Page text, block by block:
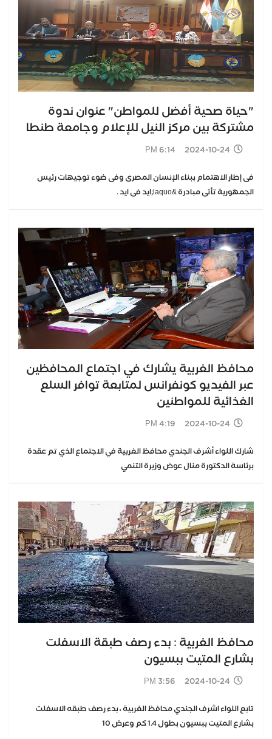
"حياة صحية أفضل للمواطن" عنوان ندوة
مشتركة بين مركز النيل للإعلام وجامعة طنطا
2024-10-24 6:14 PM
فى إطار الاهتمام ببناء الإنسان المصرى وفى ضوء توجيهات رئيس
الجمهورية تأتى مبادرة &laquo;ايد فى ايد .
محافظ الغربية يشارك في اجتماع المحافظين
عبر الفيديو كونفرانس لمتابعة توافر السلع
الغذائية للمواطنين
2024-10-24 4:19 PM
شارك اللواء أشرف الجندي محافظ الغربية في الاجتماع الذي تم عقدة
برئاسة الدكتورة منال عوض وزيرة التنمي
محافظ الغربية : بدء رصف طبقة الاسفلت
بشارع المتيت ببسيون
2024-10-24 3:56 PM
تابع اللواء اشرف الجندي محافظ الغربية ، بدء رصف طبقه الاسفلت
بشارع المتيت ببسيون بطول 1.4 كم وعرض 10